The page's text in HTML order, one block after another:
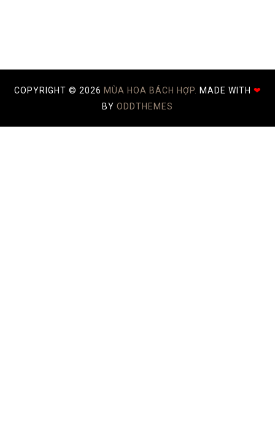
COPYRIGHT © 2026 MÙA HOA BÁCH HỢP. MADE WITH ❤
BY ODDTHEMES